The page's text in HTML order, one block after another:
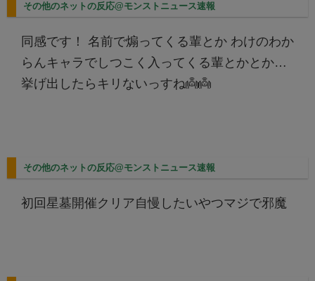
その他のネットの反応@モンストニュース速報
同感です！ 名前で煽ってくる輩とか わけのわか
らんキャラでしつこく入ってくる輩とかとか…
挙げ出したらキリないっすね👼👼
その他のネットの反応@モンストニュース速報
初回星墓開催クリア自慢したいやつマジで邪魔